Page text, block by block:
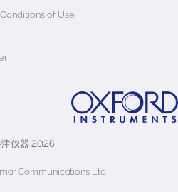
of Use
仪器 2026
Communications Ltd